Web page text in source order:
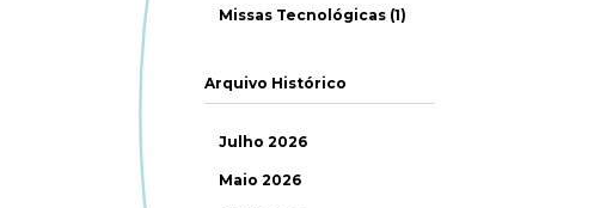
Missas Tecnológicas (1)
Arquivo Histórico
Julho 2026
Maio 2026